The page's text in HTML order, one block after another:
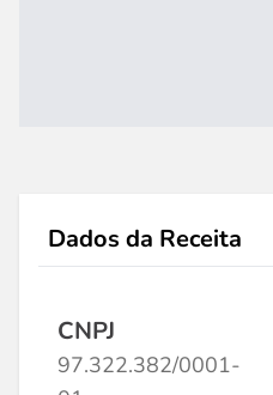
Dados da Receita
CNPJ
97.322.382/0001-